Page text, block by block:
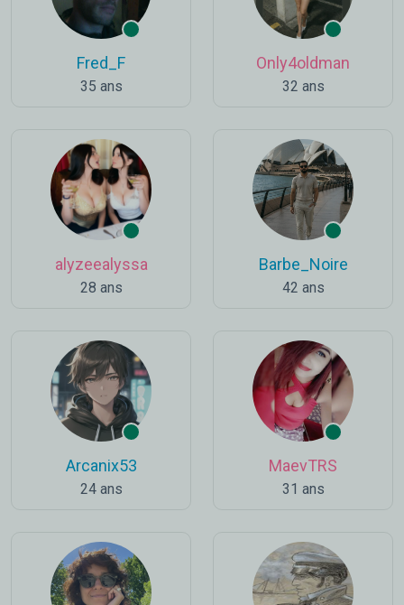
Fred_F
35 ans
Only4oldman
32 ans
alyzeealyssa
28 ans
Barbe_Noire
42 ans
Arcanix53
24 ans
MaevTRS
31 ans